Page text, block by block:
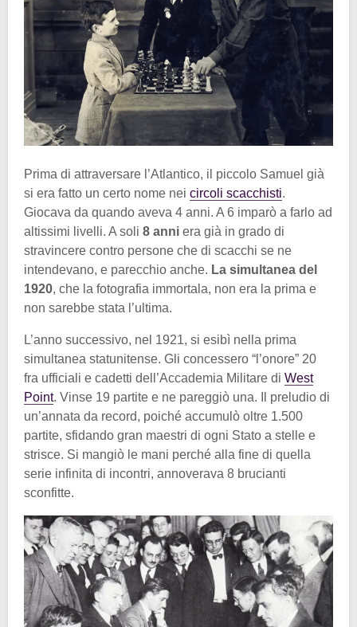
Prima di attraversare l’Atlantico, il piccolo Samuel già
si era fatto un certo nome nei circoli scacchisti.
Giocava da quando aveva 4 anni. A 6 imparò a farlo ad
altissimi livelli. A soli 8 anni era già in grado di
stravincere contro persone che di scacchi se ne
intendevano, e parecchio anche. La simultanea del
1920, che la fotografia immortala, non era la prima e
non sarebbe stata l’ultima.
L’anno successivo, nel 1921, si esibì nella prima
simultanea statunitense. Gli concessero “l’onore” 20
fra ufficiali e cadetti dell’Accademia Militare di West
Point. Vinse 19 partite e ne pareggiò una. Il preludio di
un’annata da record, poiché accumulò oltre 1.500
partite, sfidando gran maestri di ogni Stato a stelle e
strisce. Si mangiò le mani perché alla fine di quella
serie infinita di incontri, annoverava 8 brucianti
sconfitte.